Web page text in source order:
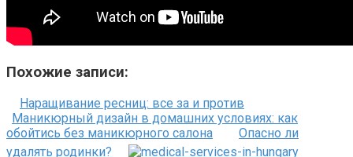
Похожие записи:
Наращивание ресниц: все за и против
Маникюрный дизайн в домашних условиях: как
обойтись без маникюрного салона
Опасно ли
удалять родинки?